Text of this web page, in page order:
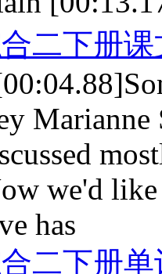
二下册课
we'd like
has
二下册单